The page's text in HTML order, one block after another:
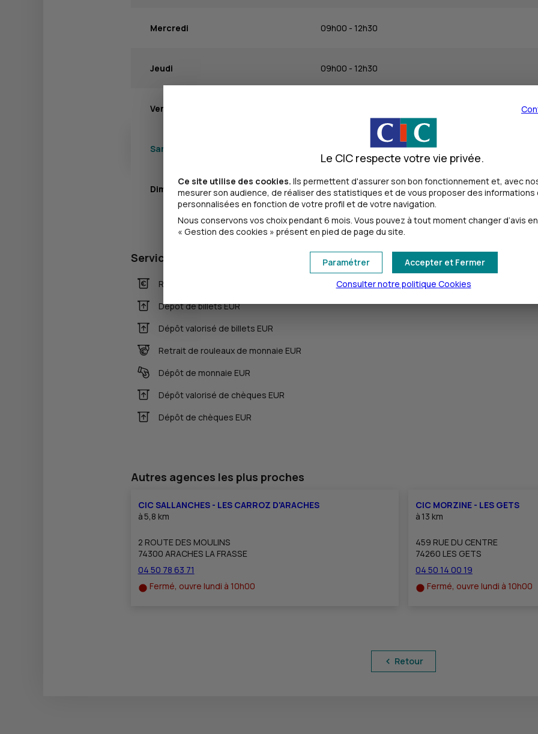
Mercredi 09h00 - 12h30
Jeudi 09h00 - 12h30
Vendredi
Samedi 09h00 - 12h30
Dimanche Fermé
Services
Retrait de billets EUR
Dépôt de billets EUR
Dépôt valorisé de billets EUR
Retrait de rouleaux de monnaie EUR
Dépôt de monnaie EUR
Dépôt valorisé de chèques EUR
Dépôt de chèques EUR
Autres agences les plus proches
CIC SALLANCHES - LES CARROZ D'ARACHES
à5,8 km
2 ROUTE DES MOULINS
74300 ARACHES LA FRASSE
04 50 78 63 71
Fermé, ouvre lundi à 10h00
CIC MORZINE - LES GETS
à 13 km
459 RUE DU CENTRE
74260 LES GETS
04 50 14 00 19
Fermé, ouvre lundi à 10h00
Retour
Le CIC respecte votre vie privée.
Ce site utilise des cookies. Ils permettent d'assurer son bon fonctionnement et, avec
mesurer son audience, de réaliser des statistiques et de vous proposer des informations
personnalisées en fonction de votre profil et de votre navigation.
Nous conservons vos choix pendant 6 mois. Vous pouvez à tout moment changer d’avis
« Gestion des cookies » présent en pied de page du site.
Accepter et Fermer
Paramétrer
Consulter notre politique Cookies